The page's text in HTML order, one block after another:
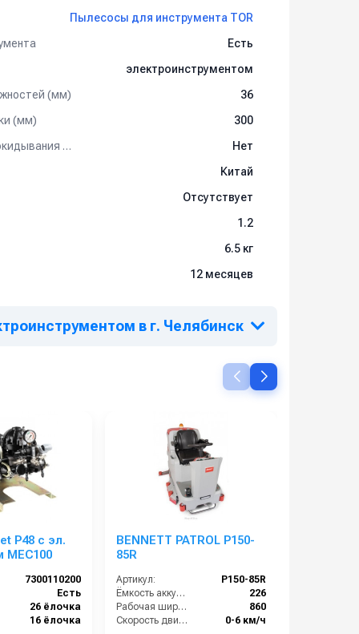
Пылесосы для инструмента TOR
Есть
электроинструментом
(мм)
36
(мм)
300
Рамная тележка с функцией опрокидывания бака
Нет
Китай
Отсутствует
1.2
6.5 кг
12 месяцев
в г. Челябинск
P48 с эл.
MEC100
7300110200
Есть
26 ёлочка
16 ёлочка
BENNETT PATROL P150-
85R
Артикул:
P150-85R
Ёмкость аккумулятора (Ач):
226
Рабочая ширина (мм):
860
Скорость движения:
0-6 км/ч